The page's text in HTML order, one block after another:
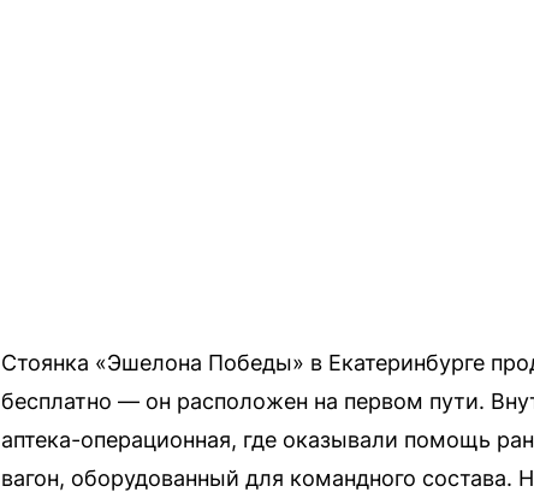
Стоянка «Эшелона Победы» в Екатеринбурге
бесплатно — он расположен на первом пути.
аптека-операционная, где оказывали помощь
вагон, оборудованный для командного